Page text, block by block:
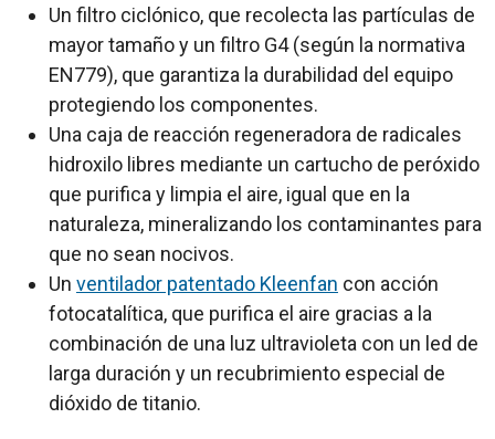
Un filtro ciclónico, que recolecta las partículas de
mayor tamaño y un filtro G4 (según la normativa
EN779), que garantiza la durabilidad del equipo
protegiendo los componentes.
Una caja de reacción regeneradora de radicales
hidroxilo libres mediante un cartucho de peróxido
que purifica y limpia el aire, igual que en la
naturaleza, mineralizando los contaminantes para
que no sean nocivos.
Un ventilador patentado Kleenfan con acción
fotocatalítica, que purifica el aire gracias a la
combinación de una luz ultravioleta con un led de
larga duración y un recubrimiento especial de
dióxido de titanio.